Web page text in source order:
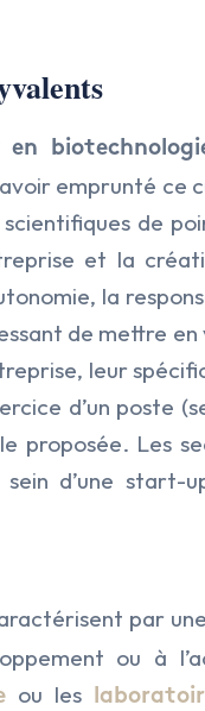
en
emprunté ce
de
et la
la
de mettre en
leur
d’un poste
proposée. Les
d’une start-
par
ou à
ou les